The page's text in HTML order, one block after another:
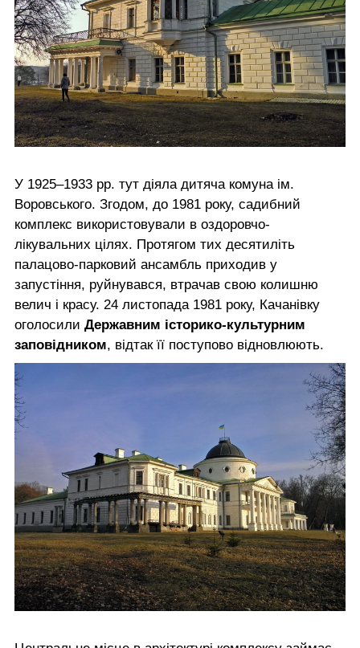
У 1925–1933 рр. тут діяла дитяча комуна ім.
Воровського. Згодом, до 1981 року, садибний
комплекс використовували в оздоровчо-
лікувальних цілях. Протягом тих десятиліть
палацово-парковий ансамбль приходив у
запустіння, руйнувався, втрачав свою колишню
велич і красу. 24 листопада 1981 року, Качанівку
оголосили Державним історико-культурним
заповідником, відтак її поступово відновлюють.